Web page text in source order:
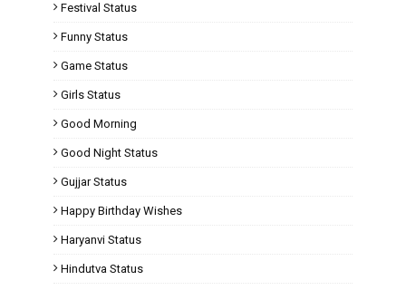
Festival Status
Funny Status
Game Status
Girls Status
Good Morning
Good Night Status
Gujjar Status
Happy Birthday Wishes
Haryanvi Status
Hindutva Status